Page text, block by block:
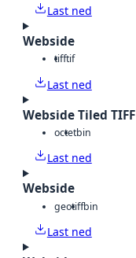
Last ned
Webside
tifftif
Last ned
Webside Tiled TIFF
octetbin
Last ned
Webside
geotiffbin
Last ned